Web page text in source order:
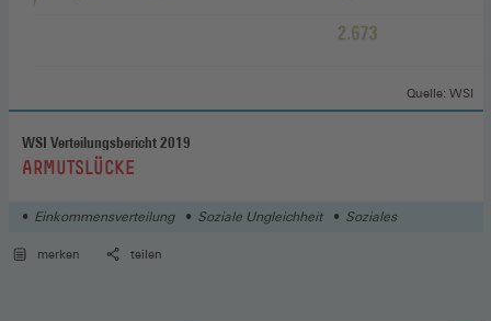
WSI Verteilungsbericht 2019
:ARMUTSLÜCKE
Quelle: WSI
Einkommensverteilung Soziale Ungleichheit Soziales
merken teilen